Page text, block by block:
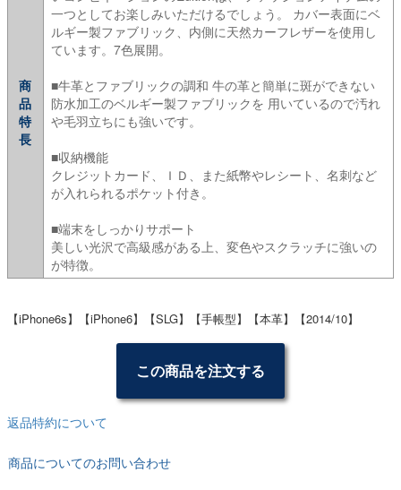
商
品
特
長
一つとしてお楽しみいただけるでしょう。 カバー表面にベ
ルギー製ファブリック、内側に天然カーフレザーを使用し
ています。7色展開。
■牛革とファブリックの調和 牛の革と簡単に斑ができない
防水加工のベルギー製ファブリックを 用いているので汚れ
や毛羽立ちにも強いです。
■収納機能
クレジットカード、ＩＤ、また紙幣やレシート、名刺など
が入れられるポケット付き。
■端末をしっかりサポート
美しい光沢で高級感がある上、変色やスクラッチに強いの
が特徴。
【iPhone6s】【iPhone6】【SLG】【手帳型】【本革】【2014/10】
この商品を注文する
返品特約について
商品についてのお問い合わせ